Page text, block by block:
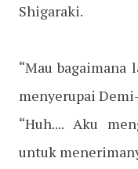
Shigaraki.
“Mau bagaimana
menyerupai
“Huh.... Aku
untuk